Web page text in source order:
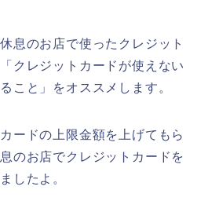
息のお店で使ったクレジット
クレジットカードが使えない
こと」をオススメします。
ードの上限金額を上げてもら
のお店でクレジットカードを
したよ。